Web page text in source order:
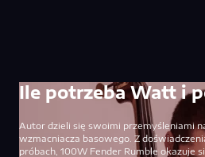
Ile potrzeba Watt i
Autor dzieli się swoimi przemyśleniami
wzmacniacza basowego. Z
próbach, 100W Fender Rumble okazuje